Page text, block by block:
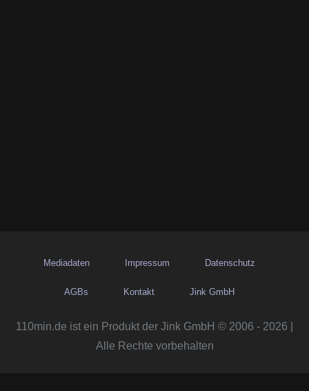
Mediadaten Impressum Datenschutz
AGBs Kontakt Jink GmbH
110min.de ist ein Produkt der Jink GmbH © 2006 - 2026 |
Alle Rechte vorbehalten